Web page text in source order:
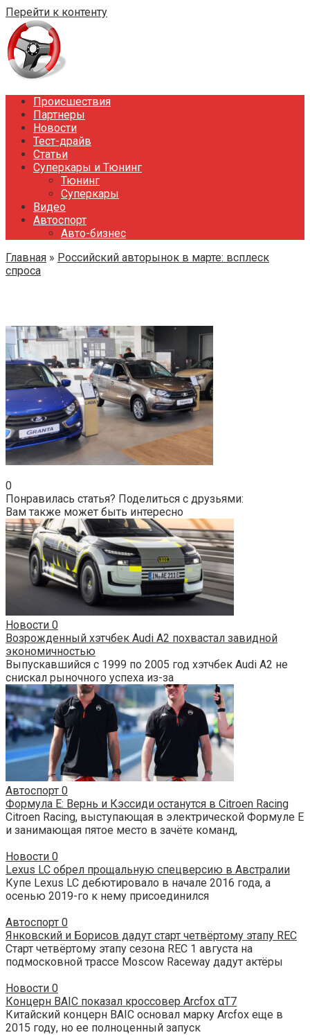
Перейти к контенту
Происшествия
Партнеры
Новости
Тест-драйв
Статьи
Суперкары и Тюнинг
Тюнинг
Суперкары
Видео
Автоспорт
Авто-бизнес
Главная » Российский авторынок в марте: всплеск
спроса
0
Понравилась статья? Поделиться с друзьями:
Вам также может быть интересно
Новости 0
Возрожденный хэтчбек Audi A2 похвастал завидной
экономичностью
Выпускавшийся с 1999 по 2005 год хэтчбек Audi A2 не
снискал рыночного успеха из-за
Автоспорт 0
Формула Е: Вернь и Кэссиди останутся в Citroen Racing
Citroen Racing, выступающая в электрической Формуле Е
и занимающая пятое место в зачёте команд,
Новости 0
Lexus LC обрел прощальную спецверсию в Австралии
Купе Lexus LC дебютировало в начале 2016 года, а
осенью 2019-го к нему присоединился
Автоспорт 0
Янковский и Борисов дадут старт четвёртому этапу REC
Старт четвёртому этапу сезона REC 1 августа на
подмосковной трассе Moscow Raceway дадут актёры
Новости 0
Концерн BAIC показал кроссовер Arcfox αT7
Китайский концерн BAIC основал марку Arcfox еще в
2015 году, но ее полноценный запуск